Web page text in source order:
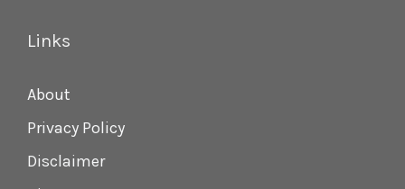
Links
About
Privacy Policy
Disclaimer